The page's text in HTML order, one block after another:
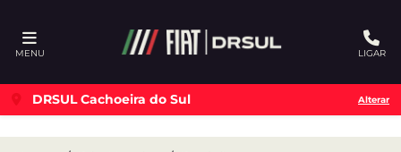
MENU LIGAR
DRSUL Cachoeira do Sul Alterar